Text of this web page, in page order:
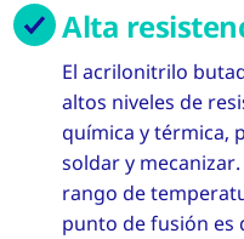
Alta
El acrilonitrilo
altos niveles de
química y térmica,
soldar y
rango de
punto de fusión es